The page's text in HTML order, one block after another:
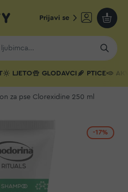
Prijavi se
Moja
LJETO GLODAVCI PTICE
za pse Clorexidine 250 ml
-17%